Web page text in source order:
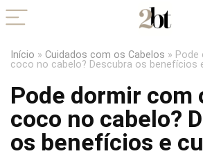
Início » Cuidados com os Cabelos » Pode
coco no cabelo? Descubra os benefícios
Pode dormir com
coco no cabelo?
os benefícios e